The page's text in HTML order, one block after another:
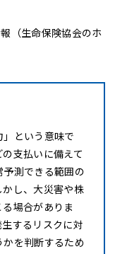
（生命保険協会のホ
という意味で
支払いに備えて
測できる範囲の
し、大災害や株
場合がありま
するリスクに対
を判断するため